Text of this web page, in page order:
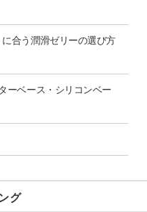
合う潤滑ゼリーの選び方
ーベース・シリコンベー
グ